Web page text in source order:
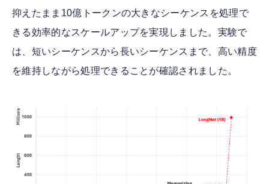
抑えたまま10億トークンの大きなシーケンスを処理で
きる効率的なスケールアップを実現しました。実験で
は、短いシーケンスから長いシーケンスまで、高い精度
を維持しながら処理できることが確認されました。